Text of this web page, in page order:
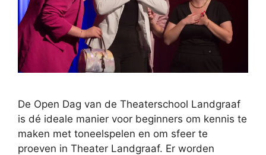
De Open Dag van de Theaterschool Landgraaf
is dé ideale manier voor beginners om kennis te
maken met toneelspelen en om sfeer te
proeven in Theater Landgraaf. Er worden